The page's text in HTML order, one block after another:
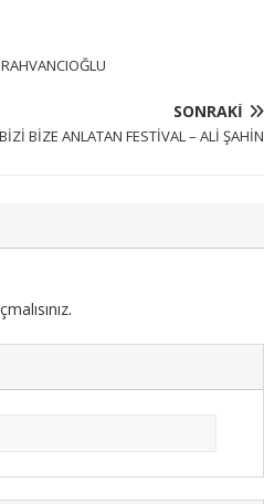
SONRAKI
BİZİ BİZE ANLATAN FESTİVAL – ALİ ŞAHİN
.